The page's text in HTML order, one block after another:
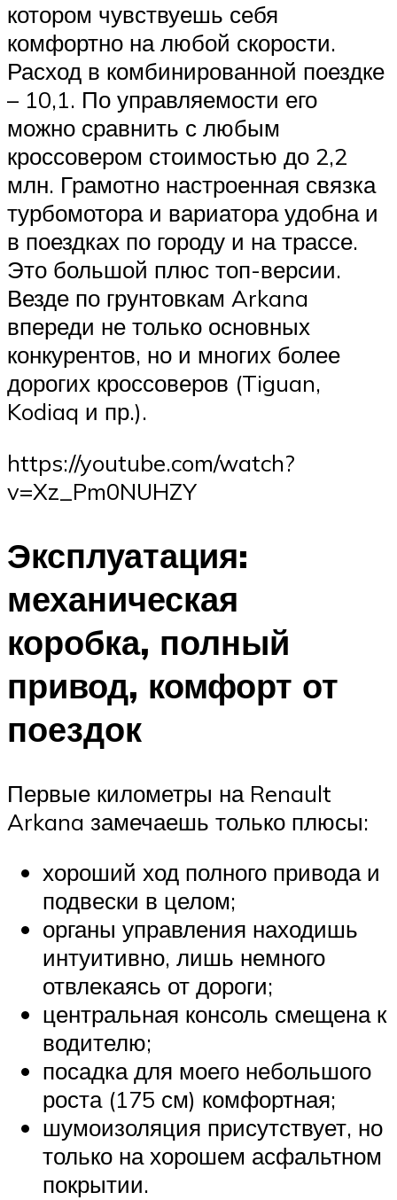
котором чувствуешь себя
комфортно на любой скорости.
Расход в комбинированной поездке
– 10,1. По управляемости его
можно сравнить с любым
кроссовером стоимостью до 2,2
млн. Грамотно настроенная связка
турбомотора и вариатора удобна и
в поездках по городу и на трассе.
Это большой плюс топ-версии.
Везде по грунтовкам Arkana
впереди не только основных
конкурентов, но и многих более
дорогих кроссоверов (Tiguan,
Kodiaq и пр.).
https://youtube.com/watch?
v=Xz_Pm0NUHZY
Эксплуатация:
механическая
коробка, полный
привод, комфорт от
поездок
Первые километры на Renault
Arkana замечаешь только плюсы:
хороший ход полного привода и
подвески в целом;
органы управления находишь
интуитивно, лишь немного
отвлекаясь от дороги;
центральная консоль смещена к
водителю;
посадка для моего небольшого
роста (175 см) комфортная;
шумоизоляция присутствует, но
только на хорошем асфальтном
покрытии.